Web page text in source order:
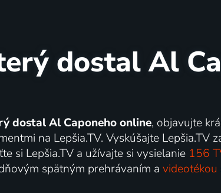
dostal Al
dostal Al Caponeho online, objavujte
na Lepšia.TV. Vyskúšajte Lepšia.TV
si Lepšia.TV a užívajte si vysielanie 156
spätným prehrávaním a